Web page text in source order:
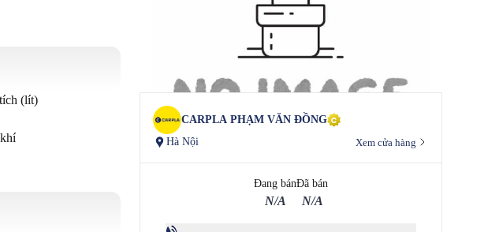
(lít)
CARPLA PHẠM VĂN ĐỒNG
Hà Nội
Xem cửa hàng
Đang bán
N/A
Đã bán
N/A